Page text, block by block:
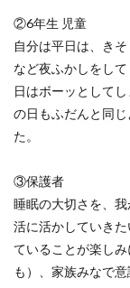
②6年生 児童
自分は平日は、き
など夜ふかしをし
日はボーッとして
の日もふだんと同
た。
③保護者
睡眠の大切さを、
活に活かしていき
ていることが楽し
も）、家族みなで